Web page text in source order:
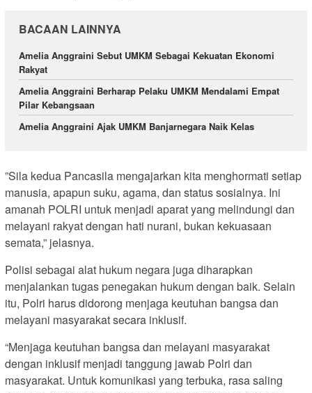
BACAAN LAINNYA
Amelia Anggraini Sebut UMKM Sebagai Kekuatan Ekonomi
Rakyat
Amelia Anggraini Berharap Pelaku UMKM Mendalami Empat
Pilar Kebangsaan
Amelia Anggraini Ajak UMKM Banjarnegara Naik Kelas
”Sila kedua Pancasila mengajarkan kita menghormati setiap
manusia, apapun suku, agama, dan status sosialnya. Ini
amanah POLRI untuk menjadi aparat yang melindungi dan
melayani rakyat dengan hati nurani, bukan kekuasaan
semata,” jelasnya.
Polisi sebagai alat hukum negara juga diharapkan
menjalankan tugas penegakan hukum dengan baik. Selain
itu, Polri harus didorong menjaga keutuhan bangsa dan
melayani masyarakat secara inklusif.
“Menjaga keutuhan bangsa dan melayani masyarakat
dengan inklusif menjadi tanggung jawab Polri dan
masyarakat. Untuk komunikasi yang terbuka, rasa saling